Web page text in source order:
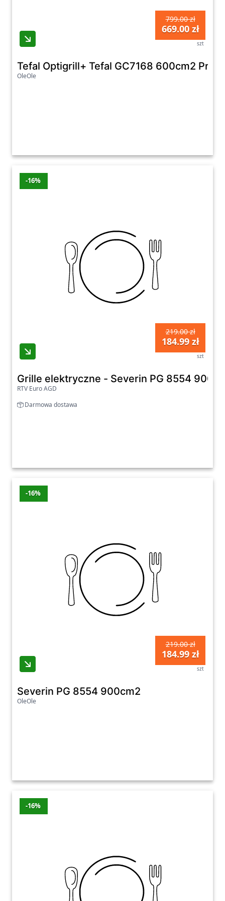
799.00 zł
669.00 zł
szt
Tefal Optigrill+ Tefal GC7168 600cm2
OleOle
-16%
219.00 zł
184.99 zł
szt
Grille elektryczne - Severin PG 8554
RTV Euro AGD
Darmowa dostawa
-16%
219.00 zł
184.99 zł
szt
Severin PG 8554 900cm2
OleOle
-16%